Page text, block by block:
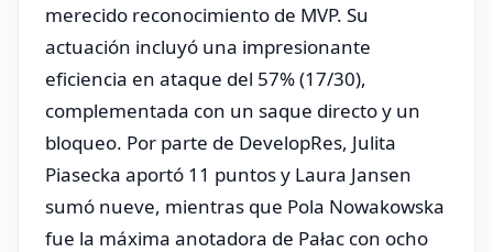
merecido reconocimiento de MVP. Su
actuación incluyó una impresionante
eficiencia en ataque del 57% (17/30),
complementada con un saque directo y un
bloqueo. Por parte de DevelopRes, Julita
Piasecka aportó 11 puntos y Laura Jansen
sumó nueve, mientras que Pola Nowakowska
fue la máxima anotadora de Pałac con ocho